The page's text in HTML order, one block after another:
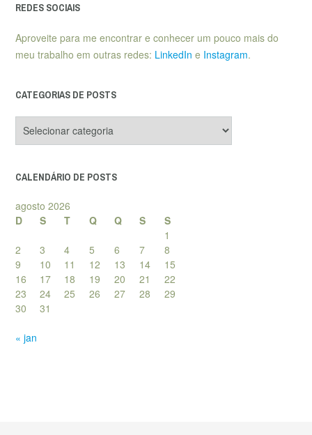
REDES SOCIAIS
Aproveite para me encontrar e conhecer um pouco mais do
meu trabalho em outras redes: LinkedIn e Instagram.
CATEGORIAS DE POSTS
de
CALENDÁRIO DE POSTS
agosto 2026
D
S T Q Q S
S
1
2
3 4 5 6 7
8
9
10 11 12 13 14
15
16
17 18 19 20 21
22
23
24 25 26 27 28
29
30
31
« jan